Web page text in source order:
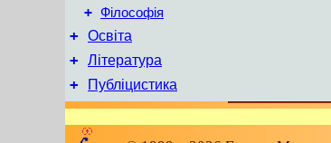
+ Філософія
+ Освіта
+ Література
+ Публіцистика